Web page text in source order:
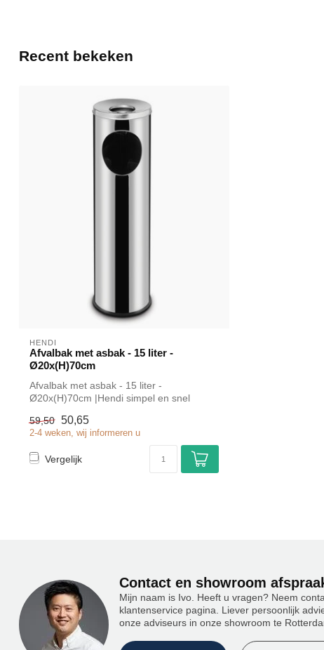
Recent bekeken
HENDI
Afvalbak met asbak - 15 liter -
Ø20x(H)70cm
Afvalbak met asbak - 15 liter -
Ø20x(H)70cm |Hendi simpel en snel
59,50 50,65
2-4 weken, wij informeren u
Vergelijk
Contact en showroom
Mijn naam is Ivo. Heeft u vragen? Neem
klantenservice pagina. Liever persoonlijk
onze adviseurs in onze showroom te